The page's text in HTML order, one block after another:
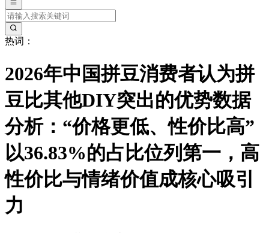
热词：
2026年中国拼豆消费者认为拼
豆比其他DIY突出的优势数据
分析：“价格更低、性价比高”
以36.83%的占比位列第一，高
性价比与情绪价值成核心吸引
力